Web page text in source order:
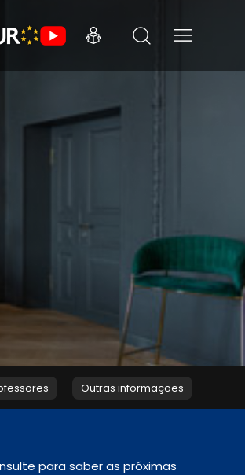
Outras informações
para saber as próximas